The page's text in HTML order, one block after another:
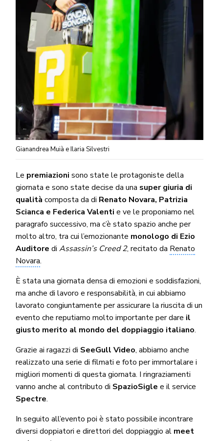
Gianandrea Muià e Ilaria Silvestri
Le premiazioni sono state le protagoniste della
giornata e sono state decise da una super giuria di
qualità composta da di Renato Novara, Patrizia
Scianca e Federica Valenti e ve le proponiamo nel
paragrafo successivo, ma c’è stato spazio anche per
molto altro, tra cui l’emozionante monologo di Ezio
Auditore di Assassin’s Creed 2, recitato da Renato
Novara.
È stata una giornata densa di emozioni e soddisfazioni,
ma anche di lavoro e responsabilità, in cui abbiamo
lavorato congiuntamente per assicurare la riuscita di un
evento che reputiamo molto importante per dare il
giusto merito al mondo del doppiaggio italiano.
Grazie ai ragazzi di SeeGull Video, abbiamo anche
realizzato una serie di filmati e foto per immortalare i
migliori momenti di questa giornata. I ringraziamenti
vanno anche al contributo di SpazioSigle e il service
Spectre.
In seguito all’evento poi è stato possibile incontrare
diversi doppiatori e direttori del doppiaggio al meet